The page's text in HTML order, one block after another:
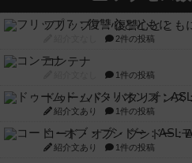
フリップ７：復讐心ととも
2件の投稿
コンテナ
1件の投稿
ドゥームド・バタリオンズ
紹介文あり 1件の投稿
コード・オブ・ブシドー：
紹介文あり 1件の投稿